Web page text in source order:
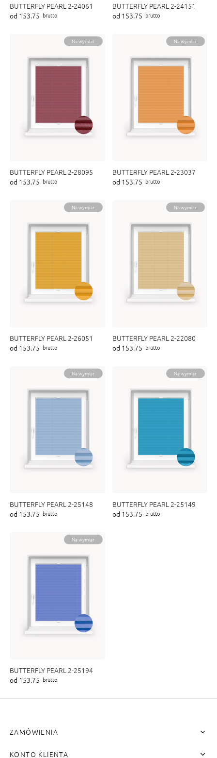
BUTTERFLY PEARL 2-24061
od 153.75 brutto
BUTTERFLY PEARL 2-24151
od 153.75 brutto
Na wymiar
BUTTERFLY PEARL 2-28095
od 153.75 brutto
Na wymiar
BUTTERFLY PEARL 2-23037
od 153.75 brutto
Na wymiar
BUTTERFLY PEARL 2-26051
od 153.75 brutto
Na wymiar
BUTTERFLY PEARL 2-22080
od 153.75 brutto
Na wymiar
BUTTERFLY PEARL 2-25148
od 153.75 brutto
Na wymiar
BUTTERFLY PEARL 2-25149
od 153.75 brutto
Na wymiar
BUTTERFLY PEARL 2-25194
od 153.75 brutto
ZAMÓWIENIA
KONTO KLIENTA